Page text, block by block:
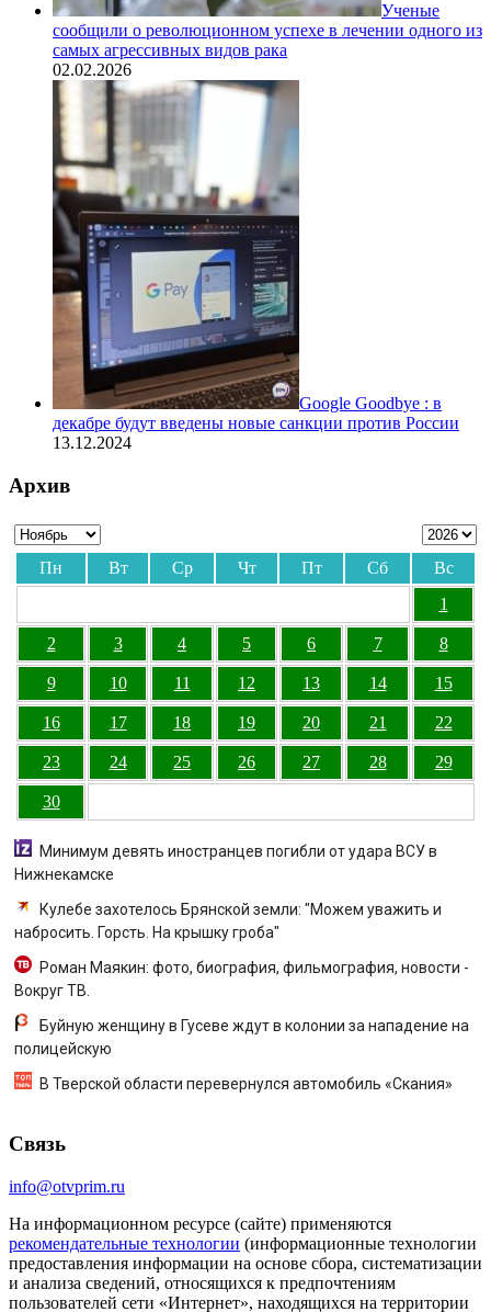
Ученые
сообщили о революционном успехе в лечении одного из
самых агрессивных видов рака
02.02.2026
Google Goodbye : в
декабре будут введены новые санкции против России
13.12.2024
Архив
Пн Вт Ср Чт Пт Сб
Вс
1
2 3 4 5 6 7 8
9 10 11 12 13 14 15
16 17 18 19 20 21 22
23 24 25 26 27 28 29
30
Минимум девять иностранцев погибли от удара ВСУ в
Нижнекамске
Кулебе захотелось Брянской земли: "Можем уважить и
набросить. Горсть. На крышку гроба"
Роман Маякин: фото, биография, фильмография, новости -
Вокруг ТВ.
Буйную женщину в Гусеве ждут в колонии за нападение на
полицейскую
В Тверской области перевернулся автомобиль «Скания»
Связь
info@otvprim.ru
На информационном ресурсе (сайте) применяются
рекомендательные технологии (информационные технологии
предоставления информации на основе сбора, систематизации
и анализа сведений, относящихся к предпочтениям
пользователей сети «Интернет», находящихся на территории